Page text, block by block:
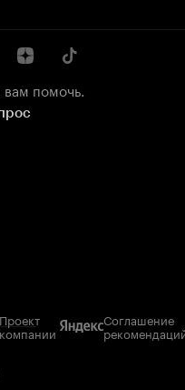
помочь.
Проект
компании
Соглашение